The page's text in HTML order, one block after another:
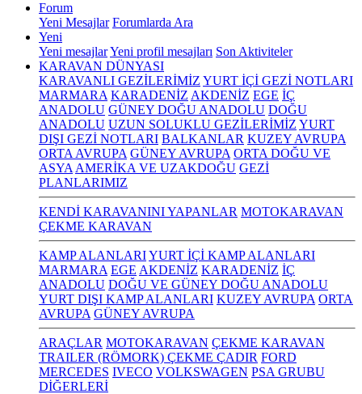
Forum
Yeni Mesajlar Forumlarda Ara
Yeni
Yeni mesajlarYeni profil mesajları Son Aktiviteler
KARAVAN DÜNYASI
KARAVANLI GEZİLERİMİZ YURT İÇİ GEZİ NOTLARI
MARMARA KARADENİZ AKDENİZ EGE İÇ
ANADOLU GÜNEY DOĞU ANADOLU DOĞU
ANADOLU UZUN SOLUKLU GEZİLERİMİZ YURT
DIŞI GEZİ NOTLARI BALKANLAR KUZEY AVRUPA
ORTA AVRUPA GÜNEY AVRUPA ORTA DOĞU VE
ASYA AMERİKA VE UZAKDOĞU GEZİ
PLANLARIMIZ
KENDİ KARAVANINI YAPANLAR MOTOKARAVAN
ÇEKME KARAVAN
KAMP ALANLARIYURT İÇİ KAMP ALANLARI
MARMARA EGE AKDENİZ KARADENİZ İÇ
ANADOLU DOĞU VE GÜNEY DOĞU ANADOLU
YURT DIŞI KAMP ALANLARI KUZEY AVRUPA ORTA
AVRUPA GÜNEY AVRUPA
ARAÇLAR MOTOKARAVAN ÇEKME KARAVAN
TRAILER (RÖMORK) ÇEKME ÇADIR FORD
MERCEDES IVECO VOLKSWAGEN PSA GRUBU
DİĞERLERİ